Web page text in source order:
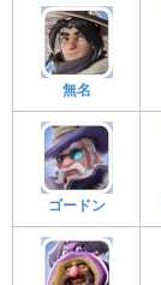
無名
ゴードン